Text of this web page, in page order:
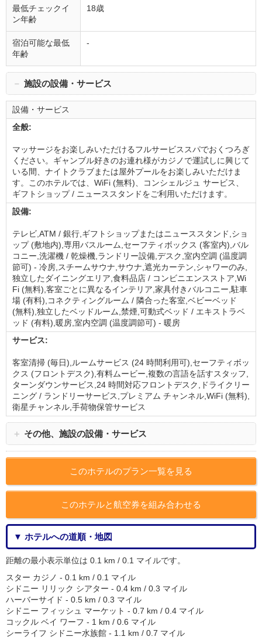
最低チェックイ
ン年齢
18歳
宿泊可能な最低
年齢
-
－ 施設の設備・サービス
設備・サービス
全般:
マッサージをお楽しみいただけるフルサービススパでおくつろぎ
ください。ギャンブル好きのお連れ様がカジノで運試しに興じて
いる間、ナイトクラブまたは屋外プールをお楽しみいただけま
す。このホテルでは、WiFi (無料)、コンシェルジュ サービス、
ギフトショップ / ニューススタンドをご利用いただけます。
設備:
テレビ,ATM / 銀行,ギフトショップまたはニューススタンド,ショ
ップ (敷地内),専用バスルーム,セーフティボックス (客室内),バル
コニー,洗濯機 / 乾燥機,ランドリー設備,デスク,室内空調 (温度調
節可) - 冷房,スチームサウナ,サウナ,遮光カーテン,シャワーのみ,
独立したダイニングエリア,食料品店 / コンビニエンスストア,Wi
Fi (無料),客室ごとに異なるインテリア,家具付きバルコニー,駐車
場 (有料),コネクティングルーム / 隣合った客室,ベビーベッド
(無料),独立したベッドルーム,禁煙,可動式ベッド / エキストラベ
ッド (有料),暖房,室内空調 (温度調節可) - 暖房
サービス:
客室清掃 (毎日),ルームサービス (24 時間利用可),セーフティボッ
クス (フロントデスク),有料ムービー,複数の言語を話すスタッフ,
ターンダウンサービス,24 時間対応フロントデスク,ドライクリー
ニング / ランドリーサービス,プレミアム チャンネル,WiFi (無料),
衛星チャンネル,手荷物保管サービス
＋ その他、施設の設備・サービス
このホテルのプラン一覧を見る
このホテルと航空券を組み合わせる
▼ ホテルへの道順・地図
距離の最小表示単位は 0.1 km / 0.1 マイルです。
スター カジノ - 0.1 km / 0.1 マイル
シドニー リリック シアター - 0.4 km / 0.3 マイル
ハーバーサイド - 0.5 km / 0.3 マイル
シドニー フィッシュ マーケット - 0.7 km / 0.4 マイル
コックル ベイ ワーフ - 1 km / 0.6 マイル
シーライフ シドニー水族館 - 1.1 km / 0.7 マイル